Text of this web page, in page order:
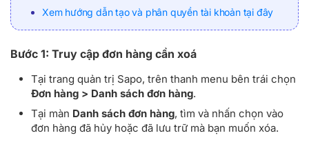
Xem hướng dẫn tạo và phân quyền tài khoản tại đây
Bước 1: Truy cập đơn hàng cần xoá
Tại trang quản trị Sapo, trên thanh menu bên trái chọn
Đơn hàng > Danh sách đơn hàng.
Tại màn Danh sách đơn hàng, tìm và nhấn chọn vào
đơn hàng đã hủy hoặc đã lưu trữ mà bạn muốn xóa.